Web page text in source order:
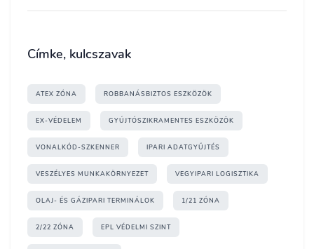
Címke, kulcszavak
ATEX ZÓNA ROBBANÁSBIZTOS ESZKÖZÖK
EX-VÉDELEM GYÚJTÓSZIKRAMENTES ESZKÖZÖK
VONALKÓD-SZKENNER IPARI ADATGYŰJTÉS
VESZÉLYES MUNKAKÖRNYEZET VEGYIPARI LOGISZTIKA
OLAJ- ÉS GÁZIPARI TERMINÁLOK 1/21 ZÓNA
2/22 ZÓNA EPL VÉDELMI SZINT